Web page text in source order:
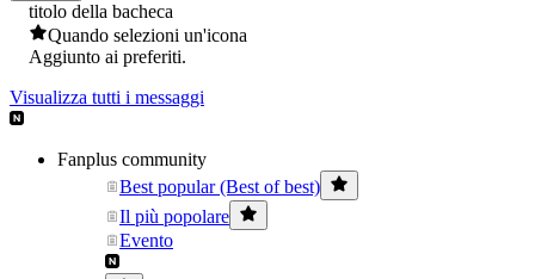
titolo della bacheca
Quando selezioni un'icona
Aggiunto ai preferiti.
Visualizza tutti i messaggi
Fanplus community
Best popular (Best of best)
Il più popolare
Evento